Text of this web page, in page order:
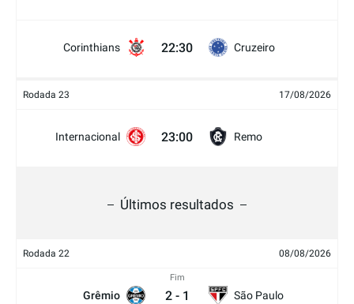
Corinthians 22:30 Cruzeiro
Rodada 23 17/08/2026
Internacional 23:00 Remo
Últimos resultados
Rodada 22 08/08/2026
Grêmio
Fim
2 - 1 São Paulo